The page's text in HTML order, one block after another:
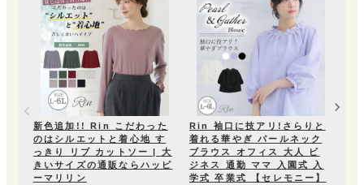
新色追加!! Rin こだわった
のはシルエットと着心地 す
っきり リブ カットソー | 大
きいサイズの通販ならハッピ
ーマリリン
Rin 袖口に技アリ!さらりと
着れる華やぎ パールネック
ブラウス オフィス 大人 ビ
ジネス 通勤 ママ 入園式 入
学式 卒業式 【セレモニー】